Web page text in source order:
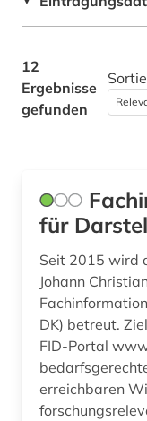
musik (2)
schweiz (1)
12
Ergebnisse
gefunden
für
Seit 2015 wird
Johann
DK) betreut.
FID-Portal
erreichbaren